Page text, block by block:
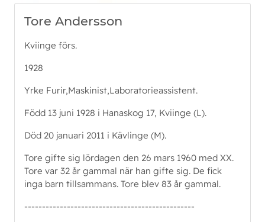
Tore Andersson
Kviinge förs.
1928
Yrke Furir,Maskinist,Laboratorieassistent.
Född 13 juni 1928 i Hanaskog 17, Kviinge (L).
Död 20 januari 2011 i Kävlinge (M).
Tore gifte sig lördagen den 26 mars 1960 med XX.
Tore var 32 år gammal när han gifte sig. De fick
inga barn tillsammans. Tore blev 83 år gammal.
------------------------------------------------